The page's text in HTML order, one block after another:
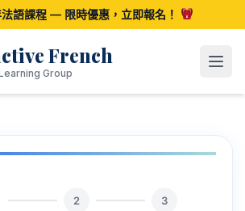
語課程 — 限時優惠，立即報名！
French
Group 開啟
2 3